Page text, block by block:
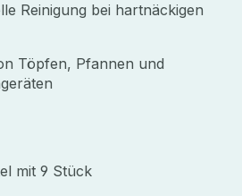
Reinigung bei hartnäckigen
Töpfen, Pfannen und
mit 9 Stück